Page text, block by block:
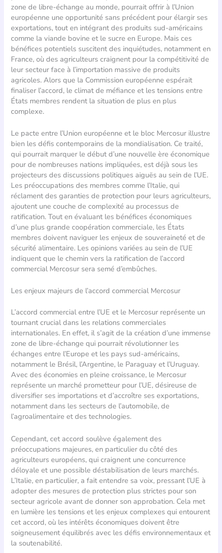
zone de libre-échange au monde, pourrait offrir à l’Union
européenne une opportunité sans précédent pour élargir ses
exportations, tout en intégrant des produits sud-américains
comme la viande bovine et le sucre en Europe. Mais ces
bénéfices potentiels suscitent des inquiétudes, notamment en
France, où des agriculteurs craignent pour la compétitivité de
leur secteur face à l’importation massive de produits
agricoles. Alors que la Commission européenne espérait
finaliser l’accord, le climat de méfiance et les tensions entre
États membres rendent la situation de plus en plus
complexe.
Le pacte entre l’Union européenne et le bloc Mercosur illustre
bien les défis contemporains de la mondialisation. Ce traité,
qui pourrait marquer le début d’une nouvelle ère économique
pour de nombreuses nations impliquées, est déjà sous les
projecteurs des discussions politiques aiguës au sein de l’UE.
Les préoccupations des membres comme l’Italie, qui
réclament des garanties de protection pour leurs agriculteurs,
ajoutent une couche de complexité au processus de
ratification. Tout en évaluant les bénéfices économiques
d’une plus grande coopération commerciale, les États
membres doivent naviguer les enjeux de souveraineté et de
sécurité alimentaire. Les opinions variées au sein de l’UE
indiquent que le chemin vers la ratification de l’accord
commercial Mercosur sera semé d’embûches.
Les enjeux majeurs de l’accord commercial Mercosur
L’accord commercial entre l’UE et le Mercosur représente un
tournant crucial dans les relations commerciales
internationales. En effet, il s’agit de la création d’une immense
zone de libre-échange qui pourrait révolutionner les
échanges entre l’Europe et les pays sud-américains,
notamment le Brésil, l’Argentine, le Paraguay et l’Uruguay.
Avec des économies en pleine croissance, le Mercosur
représente un marché prometteur pour l’UE, désireuse de
diversifier ses importations et d’accroître ses exportations,
notamment dans les secteurs de l’automobile, de
l’agroalimentaire et des technologies.
Cependant, cet accord soulève également des
préoccupations majeures, en particulier du côté des
agriculteurs européens, qui craignent une concurrence
déloyale et une possible déstabilisation de leurs marchés.
L’Italie, en particulier, a fait entendre sa voix, pressant l’UE à
adopter des mesures de protection plus strictes pour son
secteur agricole avant de donner son approbation. Cela met
en lumière les tensions et les enjeux complexes qui entourent
cet accord, où les intérêts économiques doivent être
soigneusement équilibrés avec les défis environnementaux et
la soutenabilité.